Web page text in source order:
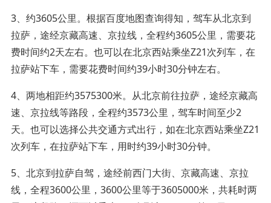
3、约3605公里。根据百度地图查询得知，驾车从北京到
拉萨，途经京藏高速、京拉线，全程约3605公里，需要花
费时间约2天左右。也可以在北京西站乘坐Z21次列车，在
拉萨站下车，需要花费时间约39小时30分钟左右。
4、两地相距约3575300米。从北京前往拉萨，途经京藏高
速、京拉线等路段，全程约3573公里，驾车时间至少2
天。也可以选择公共交通方式出行，如在北京西站乘坐Z21
次列车，在拉萨站下车，用时约39小时30分钟。
5、北京到拉萨自驾，途经前西门大街、京藏高速、京拉
线，全程3600公里，3600公里等于3605000米，共耗时两